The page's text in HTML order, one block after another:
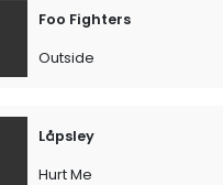
Foo Fighters
Outside
Låpsley
Hurt Me